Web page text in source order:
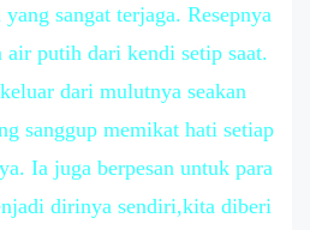
sangat terjaga. Resepnya
putih dari kendi setip saat.
dari mulutnya seakan
sanggup memikat hati setiap
Ia juga berpesan untuk para
dirinya sendiri,kita diberi